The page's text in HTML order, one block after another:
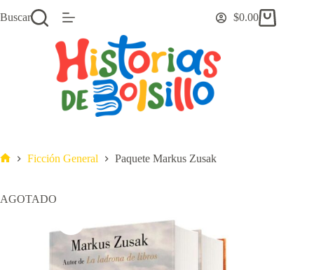
al
Buscar
Carro
$0.00
Ficción General Paquete Markus Zusak
AGOTADO